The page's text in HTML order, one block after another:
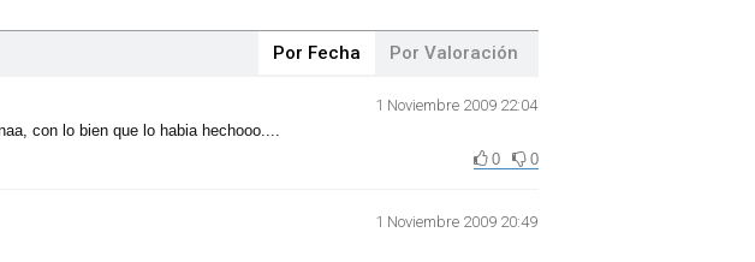
Por Fecha Por Valoración
1 Noviembre 2009 22:04
con lo bien que lo habia hechooo....
0
0
1 Noviembre 2009 20:49